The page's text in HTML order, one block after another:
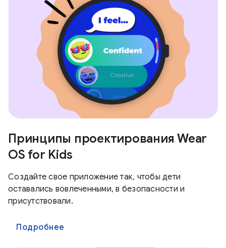
Принципы проектирования Wear
OS for Kids
Создайте свое приложение так, чтобы дети
оставались вовлеченными, в безопасности и
присутствовали.
Подробнее